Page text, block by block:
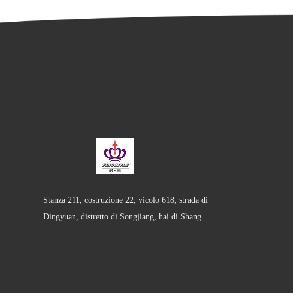
Stanza 211, costruzione 22, vicolo 618, strada di
Dingyuan, distretto di Songjiang, hai di Shang